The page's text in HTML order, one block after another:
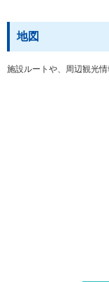
地図
施設ルートや、周辺観光